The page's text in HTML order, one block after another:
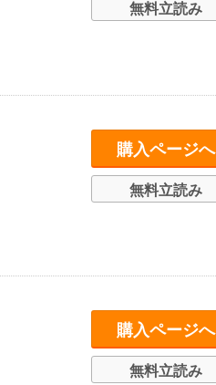
無料立読み
購入ページへ
無料立読み
購入ページへ
無料立読み